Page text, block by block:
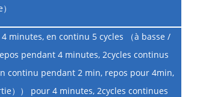
minutes, en continu 5 cycles （à basse /
pendant 4 minutes, 2cycles continus
continu pendant 2 min, repos pour 4min,
）） pour 4 minutes, 2cycles continues